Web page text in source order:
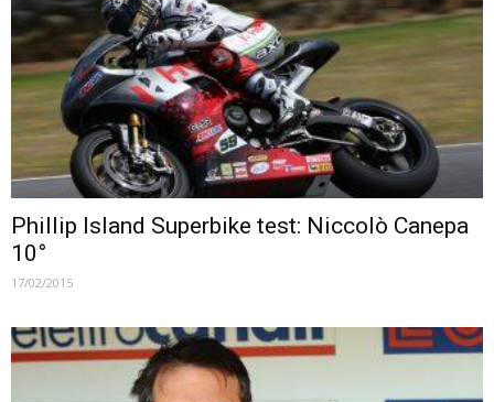
Phillip Island Superbike test: Niccolò Canepa
10°
17/02/2015